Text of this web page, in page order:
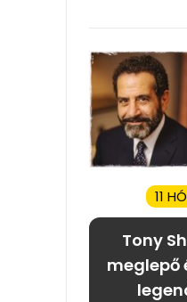
11
Tony
meglepő